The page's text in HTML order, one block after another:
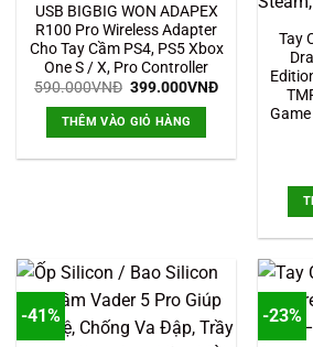
USB BIGBIG WON ADAPEX
R100 Pro Wireless Adapter
Cho Tay Cầm PS4, PS5 Xbox
One S / X, Pro Controller
590.000VNĐ Giá
là:
590.000VNĐ.
399.000VNĐGiá
THÊM VÀO GIỎ HÀNG
Tay
Game
-41% -23%